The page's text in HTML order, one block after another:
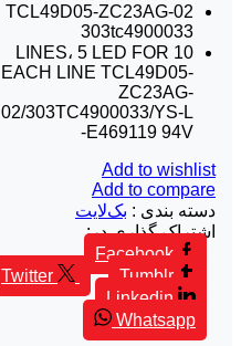
TCL49D05-ZC23AG-02
303tc4900033
10 LINES، 5 LED FOR
EACH LINE TCL49D05-
ZC23AG-
02/303TC4900033/YS-L
E469119 94V-
Add to wishlist
Add to compare
دسته بندی : بک‌لایت
اشتراک گذاری در:
Facebook
Twitter
Tumblr
Linkedin
Whatsapp